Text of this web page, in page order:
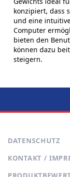
konzipiert, dass
und eine
Computer
bieten den
können dazu
steigern.
DATENSCHUTZ
KONTAKT /